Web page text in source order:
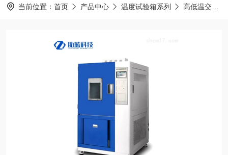
当前位置： 首页 产品中心 温度试验箱系列 高低温交变湿热试验箱